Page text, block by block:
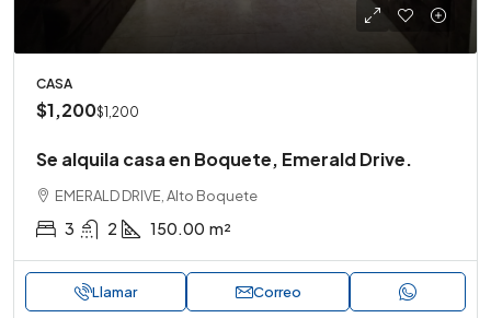
CASA
$1,200$1,200
Se alquila casa en Boquete, Emerald Drive.
EMERALD DRIVE, Alto Boquete
3 2 150.00 m²
Llamar Correo